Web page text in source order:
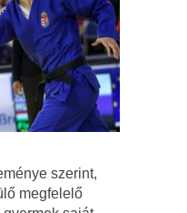
szerint,
megfelelő